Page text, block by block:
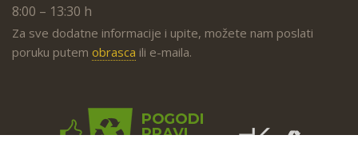
8:00 – 13:30 h
Za sve dodatne informacije i upite, možete nam poslati
poruku putem obrasca ili e-maila.